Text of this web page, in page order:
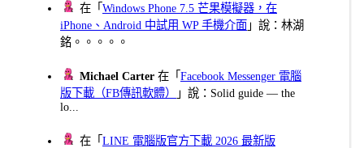
在「Windows Phone 7.5 芒果模擬器，在
iPhone、Android 中試用 WP 手機介面 」說：林湖
銘。。。。。
Michael Carter 在「Facebook Messenger 電腦
版下載（FB傳訊軟體）
」說：Solid guide — the
lo...
在「LINE 電腦版官方下載 2026 最新版